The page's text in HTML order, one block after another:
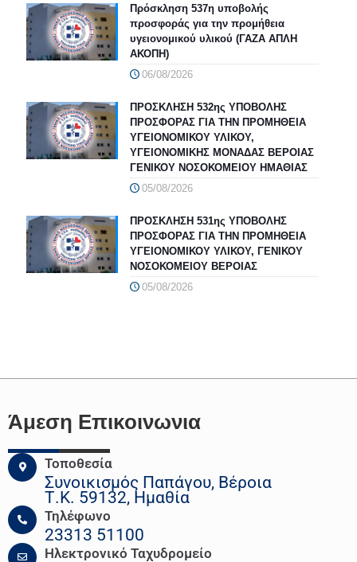
Πρόσκληση 537η υποβολής
προσφοράς για την προμήθεια
υγειονομικού υλικού (ΓΑΖΑ ΑΠΛΗ
ΑΚΟΠΗ)
06/08/2026
ΠΡΟΣΚΛΗΣΗ 532ης ΥΠΟΒΟΛΗΣ
ΠΡΟΣΦΟΡΑΣ ΓΙΑ ΤΗΝ ΠΡΟΜΗΘΕΙΑ
ΥΓΕΙΟΝΟΜΙΚΟΥ ΥΛΙΚΟΥ,
ΥΓΕΙΟΝΟΜΙΚΗΣ ΜΟΝΑΔΑΣ ΒΕΡΟΙΑΣ
ΓΕΝΙΚΟΥ ΝΟΣΟΚΟΜΕΙΟΥ ΗΜΑΘΙΑΣ
05/08/2026
ΠΡΟΣΚΛΗΣΗ 531ης ΥΠΟΒΟΛΗΣ
ΠΡΟΣΦΟΡΑΣ ΓΙΑ ΤΗΝ ΠΡΟΜΗΘΕΙΑ
ΥΓΕΙΟΝΟΜΙΚΟΥ ΥΛΙΚΟΥ, ΓΕΝΙΚΟΥ
ΝΟΣΟΚΟΜΕΙΟΥ ΒΕΡΟΙΑΣ
05/08/2026
Άμεση Επικοινωνια
Τοποθεσία
Συνοικισμός Παπάγου, Βέροια
Τ.Κ. 59132, Ημαθία
Τηλέφωνο
23313 51100
Ηλεκτρονικό Ταχυδρομείο